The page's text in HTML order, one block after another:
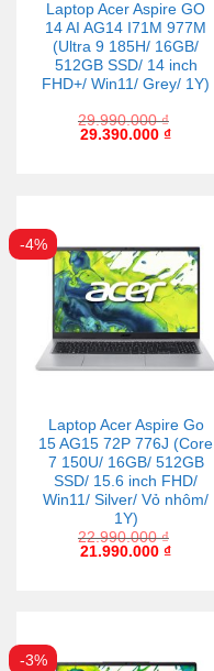
Laptop Acer Aspire GO
14 AI AG14 I71M 977M
(Ultra 9 185H/ 16GB/
512GB SSD/ 14 inch
FHD+/ Win11/ Grey/ 1Y)
29.990.000₫
29.390.000 ₫
-4%
Laptop Acer Aspire Go
15 AG15 72P 776J (Core
7 150U/ 16GB/ 512GB
SSD/ 15.6 inch FHD/
Win11/ Silver/ Vỏ nhôm/
1Y)
22.990.000₫
21.990.000 ₫
-3%